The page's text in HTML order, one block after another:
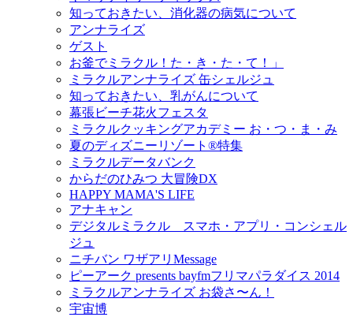
知っておきたい、消化器の病気について
アンナライズ
ゲスト
お釜でミラクル！た・き・た・て！」
ミラクルアンナライズ 缶シェルジュ
知っておきたい、乳がんについて
幕張ビーチ花火フェスタ
ミラクルクッキングアカデミー お・つ・ま・み
夏のディズニーリゾート®特集
ミラクルデータバンク
からだのひみつ 大冒険DX
HAPPY MAMA'S LIFE
アナキャン
デジタルミラクル スマホ・アプリ・コンシェル
ジュ
ニチバン ワザアリMessage
ピーアーク presents bayfmフリマパラダイス 2014
ミラクルアンナライズ お袋さ〜ん！
宇宙博